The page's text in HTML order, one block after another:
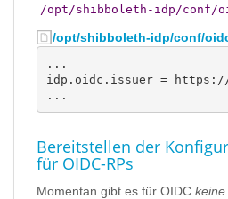
/opt/shibboleth-idp/conf/
/opt/shibboleth-idp/conf/
...
idp.oidc.issuer = https://
...
Bereitstellen der
für OIDC-RPs
Momentan gibt es für OIDC keine